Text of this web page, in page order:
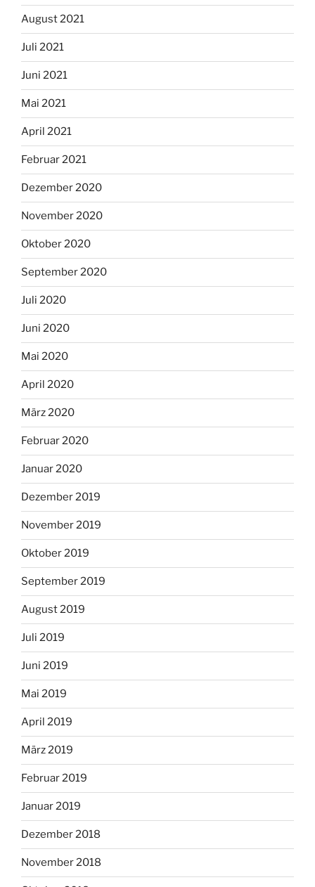
August 2021
Juli 2021
Juni 2021
Mai 2021
April 2021
Februar 2021
Dezember 2020
November 2020
Oktober 2020
September 2020
Juli 2020
Juni 2020
Mai 2020
April 2020
März 2020
Februar 2020
Januar 2020
Dezember 2019
November 2019
Oktober 2019
September 2019
August 2019
Juli 2019
Juni 2019
Mai 2019
April 2019
März 2019
Februar 2019
Januar 2019
Dezember 2018
November 2018